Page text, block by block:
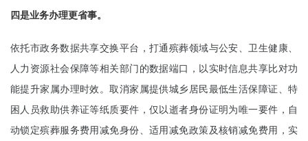
四是业务办理更省事。
依托市政务数据共享交换平台，打通殡葬领域与公安、卫生健康、
人力资源社会保障等相关部门的数据端口，以实时信息共享比对功
能提升家属办理时效。取消家属提供城乡居民最低生活保障证、特
困人员救助供养证等纸质要件，仅以逝者身份证明为唯一要件，自
动锁定殡葬服务费用减免身份、适用减免政策及核销减免费用，实